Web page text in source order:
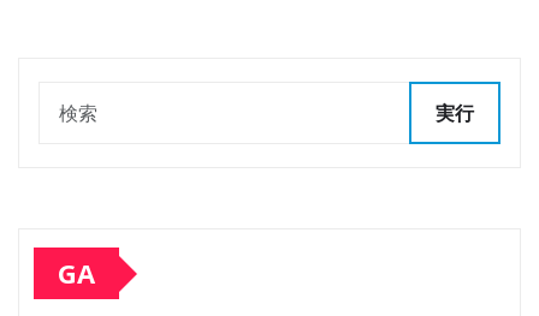
実行
GA